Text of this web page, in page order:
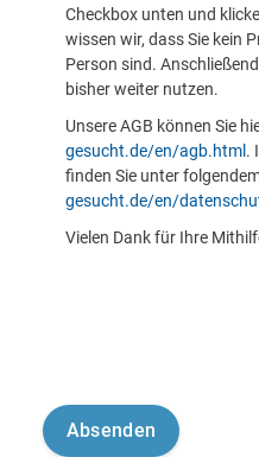
Checkbox unten und
wissen wir, dass Sie kein
Person sind.
bisher weiter nutzen.
Unsere AGB können Sie
gesucht.de/en/agb.html .
finden Sie unter
gesucht.de/en/
Vielen Dank für Ihre